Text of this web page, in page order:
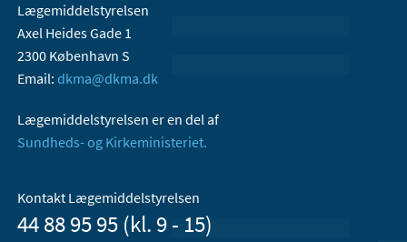
Lægemiddelstyrelsen
Axel Heides Gade 1
2300 København S
Email: dkma@dkma.dk
Lægemiddelstyrelsen er en del af
Sundheds- og Kirkeministeriet.
Kontakt Lægemiddelstyrelsen
44 88 95 95 (kl. 9 - 15)